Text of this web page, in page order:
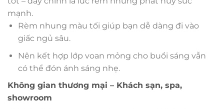
mạnh.
Rèm nhung màu tối giúp bạn dễ dàng đi vào
giấc ngủ sâu.
Nên kết hợp lớp voan mỏng cho buổi sáng vẫn
có thể đón ánh sáng nhẹ.
Không gian thương mại – Khách sạn, spa,
showroom